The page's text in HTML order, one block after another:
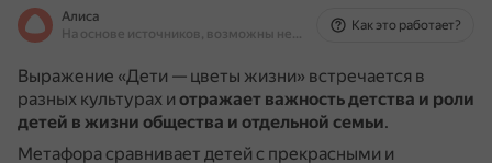
Алиса
На основе источников, возможны неточности
Как это работает?
Выражение «Дети — цветы жизни» встречается в
разных культурах и отражает важность детства и роли
детей в жизни общества и отдельной семьи.
Метафора сравнивает детей с прекрасными и